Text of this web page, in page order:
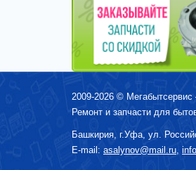
ТЕЛЕВИЗОРЫ
ТОСТЕРЫ
УВЛАЖНИТЕЛИ,
УТЮГИ И ГЛАДИЛЬНЫЕ
ФЕНЫ-ЩЕТКИ
ХЛЕБОПЕЧКИ
ЧАЙНИКИ, ЧАЕВАРКИ,
БЛЕНДЕРЫ ПОГРУЖНЫЕ
2009-2026 © Мегабытсервис
Ремонт и запчасти для
Башкирия, г.Уфа, ул.
E-mail: asalynov@mail.ru,